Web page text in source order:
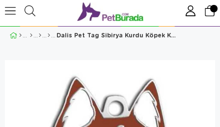
Dalis Pet Tag Sibirya Kurdu Köpek Künyesi Kızıl